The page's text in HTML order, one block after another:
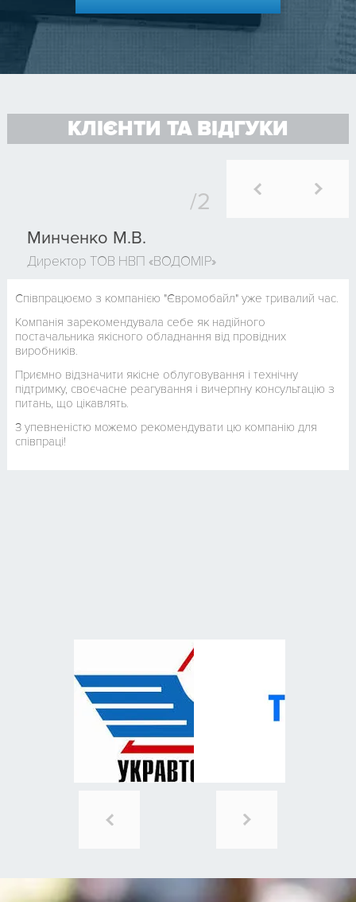
КЛІЄНТИ ТА ВІДГУКИ
Минченко М.В.
Директор ТОВ НВП «ВОДОМІР»
Співпрацюємо з компанією "Євромобайл" уже тривалий час.
Компанія зарекомендувала себе як надійного
постачальника якісного обладнання від провідних
виробників.
Приємно відзначити якісне облуговування і технічну
підтримку, своєчасне реагування і вичерпну консультацію з
питань, що цікавлять.
З упевненістю можемо рекомендувати цю компанію для
співпраці!